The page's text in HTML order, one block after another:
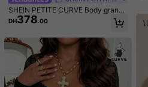
Itsreally toobadthatthematerial
suiti gotfrom had such
l***a
SHEIN PETITE CURVE Body grande
taille de couleur unie, style minimali
DH378.00